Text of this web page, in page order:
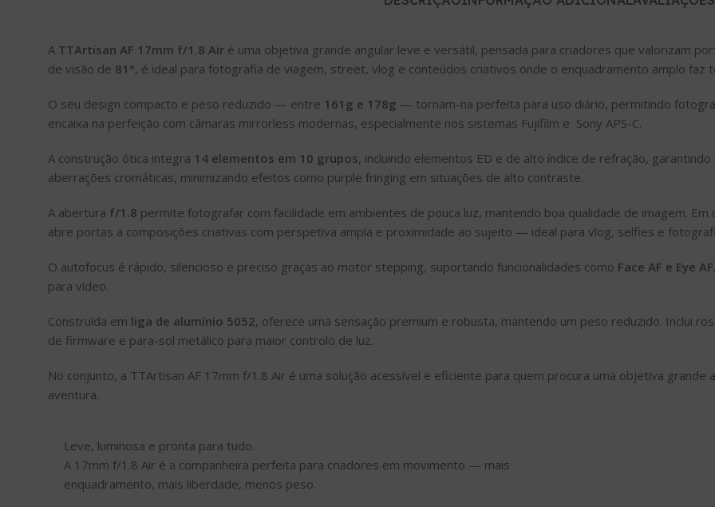
A TTArtisan AF 17mm f/1.8 Air é uma objetiva grande angular leve e versátil, pensada para criadores que valorizam
de visão de 81°, é ideal para fotografia de viagem, street, vlog e conteúdos criativos onde o enquadramento amplo faz
O seu design compacto e peso reduzido — entre 161g e 178g — tornam-na perfeita para uso diário, permitindo
encaixa na perfeição com câmaras mirrorless modernas, especialmente nos sistemas Fujifilm e Sony APS-C.
A construção ótica integra 14 elementos em 10 grupos, incluindo elementos ED e de alto índice de refração,
aberrações cromáticas, minimizando efeitos como purple fringing em situações de alto contraste.
A abertura f/1.8 permite fotografar com facilidade em ambientes de pouca luz, mantendo boa qualidade de imagem.
abre portas a composições criativas com perspetiva ampla e proximidade ao sujeito — ideal para vlog, selfies e
O autofocus é rápido, silencioso e preciso graças ao motor stepping, suportando funcionalidades como Face AF e Eye AF
para vídeo.
Construída em liga de alumínio 5052, oferece uma sensação premium e robusta, mantendo um peso reduzido. Inclui
de firmware e para-sol metálico para maior controlo de luz.
No conjunto, a TTArtisan AF 17mm f/1.8 Air é uma solução acessível e eficiente para quem procura uma objetiva
aventura.
Leve, luminosa e pronta para tudo.
A 17mm f/1.8 Air é a companheira perfeita para criadores em movimento — mais
enquadramento, mais liberdade, menos peso.